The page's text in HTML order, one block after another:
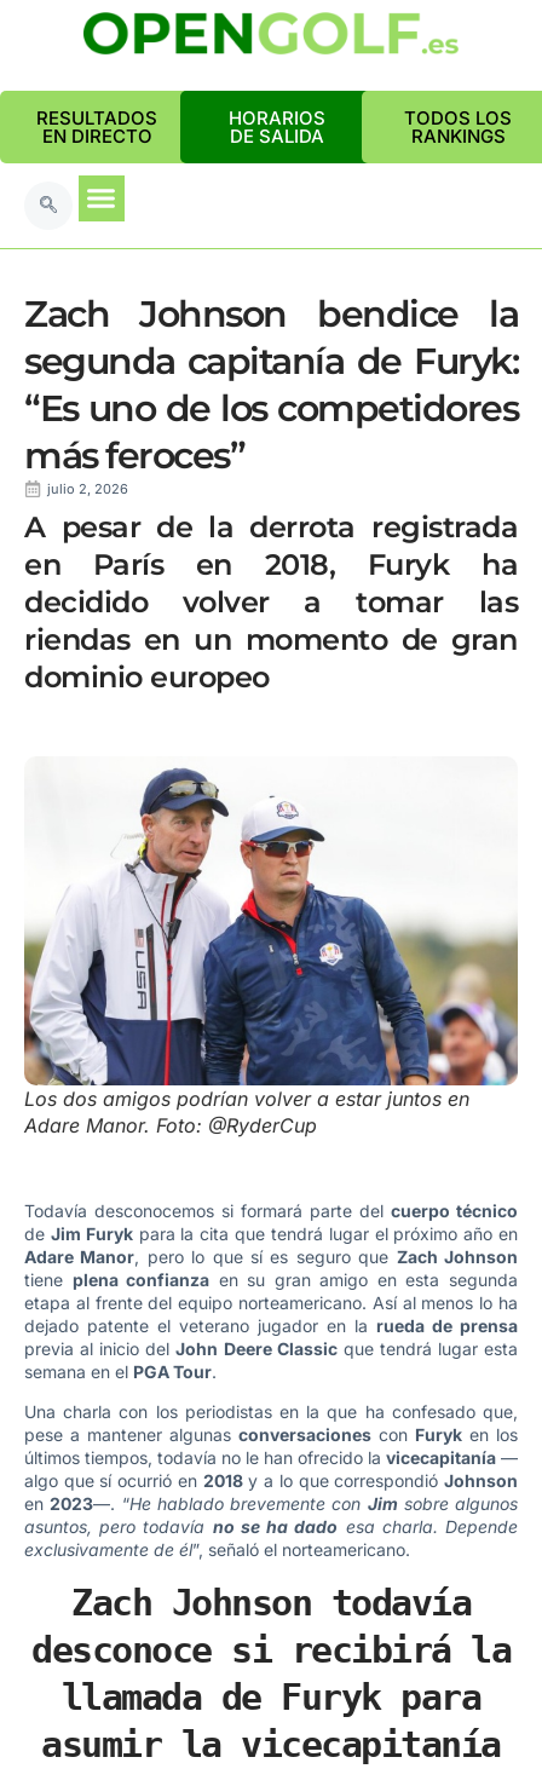
RESULTADOS
EN DIRECTO
HORARIOS
DE SALIDA
TODOS LOS
RANKINGS
Zach Johnson bendice la
segunda capitanía de Furyk:
“Es uno de los competidores
más feroces”
julio 2, 2026
A pesar de la derrota registrada
en París en 2018, Furyk ha
decidido volver a tomar las
riendas en un momento de gran
dominio europeo
Los dos amigos podrían volver a estar juntos en
Adare Manor. Foto: @RyderCup
Todavía desconocemos si formará parte del cuerpo técnico
de Jim Furykpara la cita que tendrá lugar el próximo año en
Adare Manor, pero lo que sí es seguro que Zach Johnson
tiene plena confianza en su gran amigo en esta segunda
etapa al frente del equipo norteamericano. Así al menos lo ha
dejado patente el veterano jugador en la rueda de prensa
previa al inicio delJohn Deere Classicque tendrá lugar esta
semana en el PGA Tour.
Una charla con los periodistas en la que ha confesado que,
pese a mantener algunas conversaciones con Furyk en los
últimos tiempos, todavía no le han ofrecido la vicecapitanía —
algo que sí ocurrió en 2018y a lo que correspondióJohnson
en2023—. “He hablado brevemente con Jimsobre algunos
asuntos, pero todavía no se ha dado esa charla. Depende
exclusivamente de él”, señaló el norteamericano.
Zach Johnson todavía
desconoce si recibirá la
llamada de Furyk para
asumir la vicecapitanía